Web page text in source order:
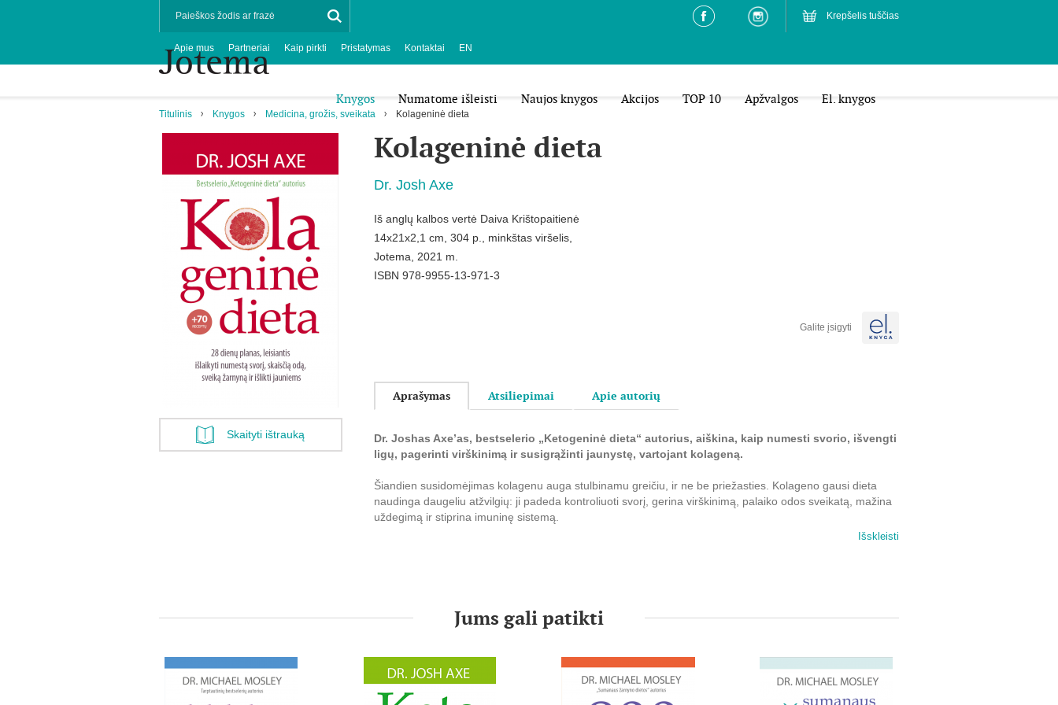
Krepšelis tuščias
Apie mus Partneriai Kaip pirkti Pristatymas Kontaktai EN
Knygos Numatome išleisti Naujos knygos Akcijos TOP 10 Apžvalgos El. knygos
Titulinis Knygos Medicina, grožis, sveikata Kolageninė dieta
Skaityti ištrauką
Kolageninė dieta
Dr. Josh Axe
Iš anglų kalbos vertė Daiva Krištopaitienė
14x21x2,1 cm, 304 p., minkštas viršelis,
Jotema, 2021 m.
ISBN 978-9955-13-971-3
Galite įsigyti
Aprašymas Atsiliepimai Apie autorių
Dr. Joshas Axe’as, bestselerio „Ketogeninė dieta“ autorius, aiškina, kaip numesti svorio, išvengti
ligų, pagerinti virškinimą ir susigrąžinti jaunystę, vartojant kolageną.
Šiandien susidomėjimas kolagenu auga stulbinamu greičiu, ir ne be priežasties. Kolageno gausi dieta
naudinga daugeliu atžvilgių: ji padeda kontroliuoti svorį, gerina virškinimą, palaiko odos sveikatą, mažina
uždegimą ir stiprina imuninę sistemą.
virškinimo sutrikimų ir kitų negalavimų. O dauguma žmonių kolageno gauna nepakankamai. Šis baltymas
gali prailginti mūsų gyvenimą, padaryti jį sveikesnį ir gražesnį.
Knygoje „Kolageninė dieta“ dr. J. Axe’as išsamiai aiškina, kaip kolagenas padeda palaikyti kone visų
organizmo dalių struktūrinį vientisumą. Ją perskaitę, sužinosite, kokį poveikį jūsų odai, plaukams,
nagams, kaulams, tarpslanksteliniams diskams, sąnariams, raiščiams, kraujagyslių sienelėms ir
Išskleisti
Jums gali patikti